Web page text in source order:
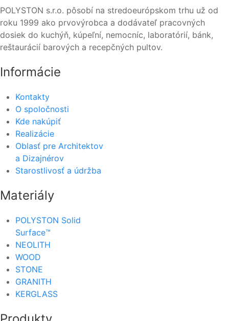
POLYSTON s.r.o. pôsobí na stredoeurópskom trhu už od
roku 1999 ako prvovýrobca a dodávateľ pracovných
dosiek do kuchýň, kúpeľní, nemocníc, laboratórií, bánk,
reštaurácií barových a recepčných pultov.
Informácie
Kontakty
O spoločnosti
Kde nakúpiť
Realizácie
Oblasť pre Architektov
a Dizajnérov
Starostlivosť a údržba
Materiály
POLYSTON Solid
Surface™
NEOLITH
WOOD
STONE
GRANITH
KERGLASS